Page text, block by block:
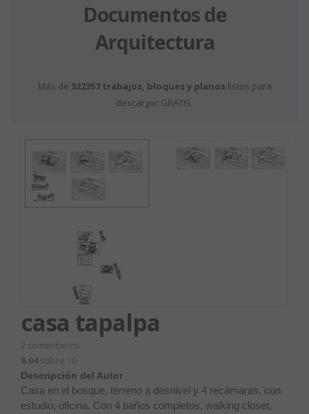
Documentos de
Arquitectura
Más de 322357 trabajos, bloques y planos listos para
descargar GRATIS.
casa tapalpa
2 comentarios
8.04sobre 10
Descripción del Autor
Casa en el bosque, terreno a desnivel y 4 recámaras, con
estudio, oficina. Con 4 baños completos, walking closet,